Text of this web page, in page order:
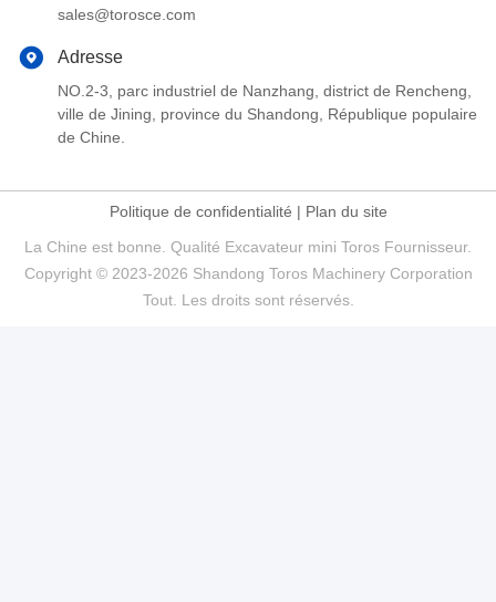
sales@torosce.com
Adresse
NO.2-3, parc industriel de Nanzhang, district de Rencheng,
ville de Jining, province du Shandong, République populaire
de Chine.
Politique de confidentialité | Plan du site
La Chine est bonne. Qualité Excavateur mini Toros Fournisseur.
Copyright © 2023-2026 Shandong Toros Machinery Corporation
Tout. Les droits sont réservés.